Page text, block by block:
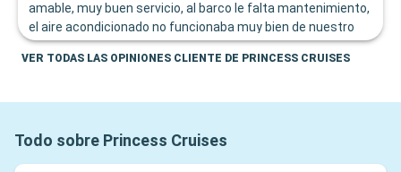
amable, muy buen servicio, al barco le falta mantenimiento,
el aire acondicionado no funcionaba muy bien de nuestro
cuarto, gracias a Dios el clima del área geográfica nos
ayudó
VER TODAS LAS OPINIONES CLIENTE DE PRINCESS CRUISES
Todo sobre Princess Cruises